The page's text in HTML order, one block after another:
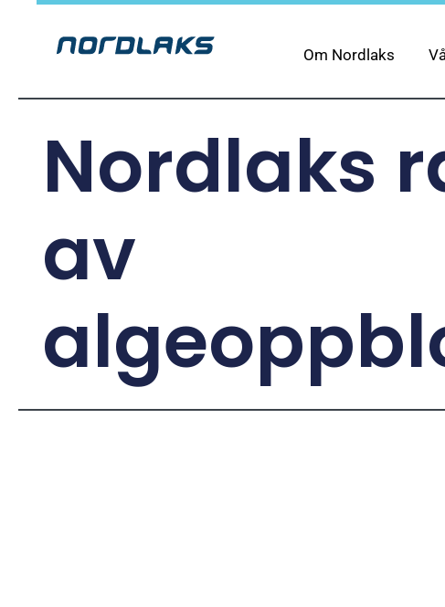
Om Nordlaks
Nordlaks
av